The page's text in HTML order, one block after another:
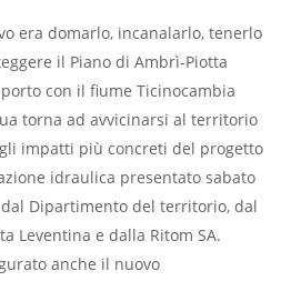
era domarlo, incanalarlo, tenerlo
il Piano di Ambrì-Piotta
con il fiume Ticinocambia
torna ad avvicinarsi al territorio
impatti più concreti del progetto
idraulica presentato sabato
Dipartimento del territorio, dal
Leventina e dalla Ritom SA.
anche il nuovo